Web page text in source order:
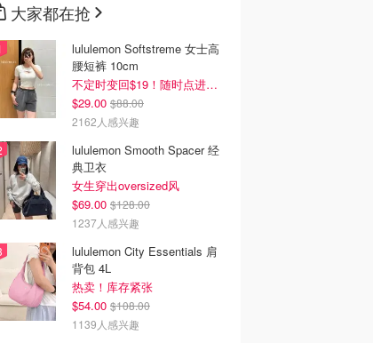
大家都在抢
lululemon Softstreme 女士高
腰短裤 10cm
不定时变回$19！随时点进来看
$29.00 $88.00
2162人感兴趣
lululemon Smooth Spacer 经
典卫衣
女生穿出oversized风
$69.00 $128.00
1237人感兴趣
lululemon City Essentials 肩
背包 4L
热卖！库存紧张
$54.00 $108.00
1139人感兴趣